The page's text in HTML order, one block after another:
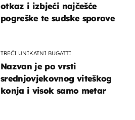
otkaz i izbjeći najčešće
pogreške te sudske sporove
TREĆI UNIKATNI BUGATTI
Nazvan je po vrsti
srednjovjekovnog viteškog
konja i visok samo metar